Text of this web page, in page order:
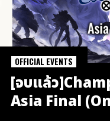
[จบแล้ว
Asia Final
OFFICIAL EVENTS